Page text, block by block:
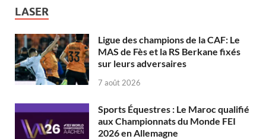
LASER
Ligue des champions de la CAF: Le
MAS de Fès et la RS Berkane fixés
sur leurs adversaires
7 août 2026
Sports Équestres : Le Maroc qualifié
aux Championnats du Monde FEI
2026 en Allemagne